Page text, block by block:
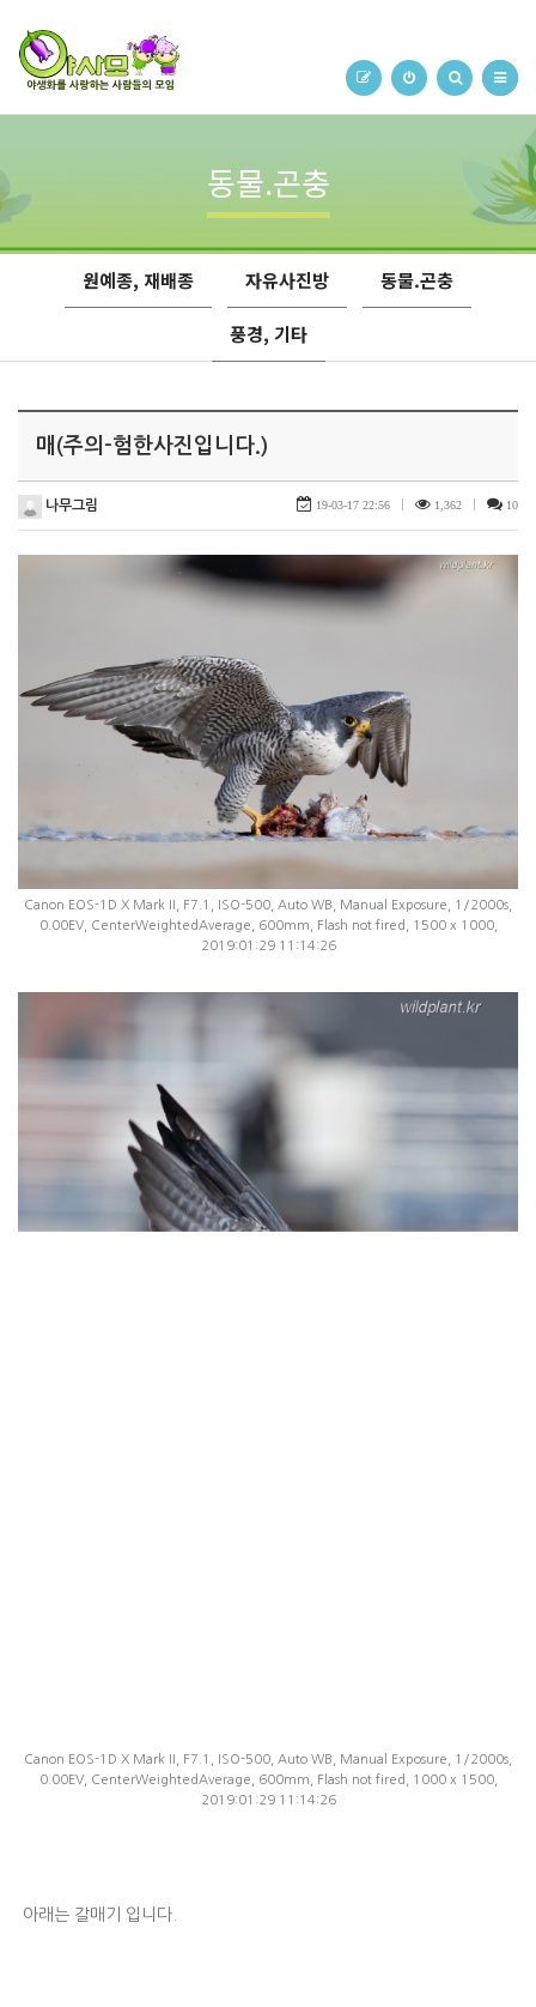
동물.곤충
원예종, 재배종 자유사진방 동물.곤충
풍경, 기타
매(주의-험한사진입니다.)
나무그림 19-03-17 22:56 1,362 10
Canon EOS-1D X Mark II, F7.1, ISO-500, Auto WB, Manual Exposure, 1/2000s,
0.00EV, CenterWeightedAverage, 600mm, Flash not fired, 1500 x 1000,
2019:01:29 11:14:26
Canon EOS-1D X Mark II, F7.1, ISO-500, Auto WB, Manual Exposure, 1/2000s,
0.00EV, CenterWeightedAverage, 600mm, Flash not fired, 1000 x 1500,
2019:01:29 11:14:26
아래는 갈매기 입니다.